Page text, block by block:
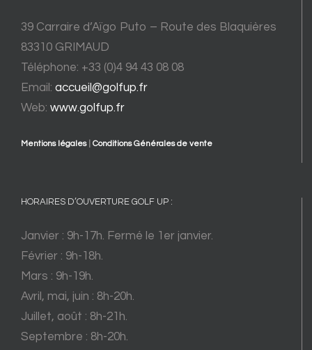
39 Carraire d’Aïgo Puto – Route des Blaquières
83310 GRIMAUD
Téléphone: +33 (0)4 94 43 08 08
Email: accueil@golfup.fr
Web: www.golfup.fr
Mentions légales Conditions Générales de vente
HORAIRES D’OUVERTURE GOLF UP :
Janvier : 9h-17h. Fermé le 1er janvier.
Février : 9h-18h.
Mars : 9h-19h.
Avril, mai, juin : 8h-20h.
Juillet, août : 8h-21h.
Septembre : 8h-20h.